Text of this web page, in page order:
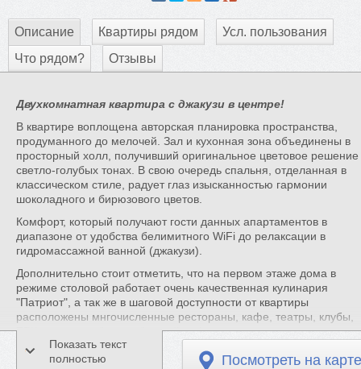
Описание Квартиры рядом
Усл. пользования
Что рядом?
Отзывы
Двухкомнатная квартира с джакузи в центре!
В квартире воплощена авторская планировка пространства,
продуманного до мелочей. Зал и кухонная зона объединены в
просторный холл, получивший оригинальное цветовое решение
светло-голубых тонах. В свою очередь спальня, отделанная в
классическом стиле, радует глаз изысканностью гармонии
шоколадного и бирюзового цветов.
Комфорт, который получают гости данных апартаментов в
диапазоне от удобства белимитного WiFi до релаксации в
гидромассажной ванной (джакузи).
Дополнительно стоит отметить, что на первом этаже дома в
режиме столовой работает очень качественная кулинария
"Патриот", а так же в шаговой доступности от квартиры
расположены мнгочисленные рестораны, кафе, театры, клубы,
ТРК и прочие объекты богатой инфрастуктуры исторического и
культурного центра г.Челябинска.
Показать текст
полностью
Посмотреть на карте